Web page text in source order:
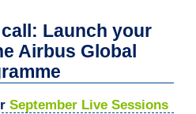
Launch your
Airbus Global
September Live Sessions